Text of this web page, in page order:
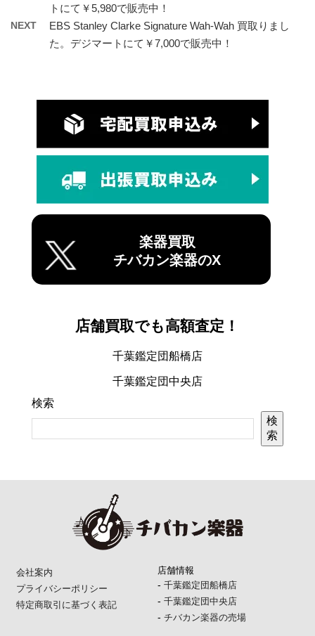
トにて￥5,980で販売中！
NEXT
EBS Stanley Clarke Signature Wah-Wah 買取りまし
た。デジマートにて￥7,000で販売中！
楽器買取
チバカン楽器のX
店舗買取でも高額査定！
千葉鑑定団船橋店
千葉鑑定団中央店
検索
検
索
会社案内
プライバシーポリシー
特定商取引に基づく表記
店舗情報
- 千葉鑑定団船橋店
- 千葉鑑定団中央店
- チバカン楽器の売場